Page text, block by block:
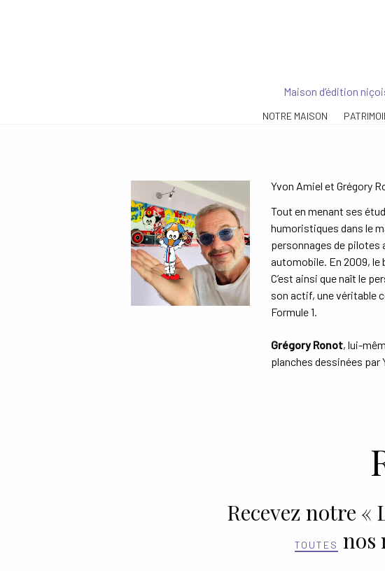
Maison d’édition
NOTRE MAISON
Yvon Amiel et Grégory
Tout en menant ses
humoristiques dans le
personnages de pilotes
automobile. En 2009, le
C’est ainsi que naît le
son actif, une véritable
Formule 1.
Grégory Ronot, lui-
planches dessinées par
Recevez notre «
TOUTES nos